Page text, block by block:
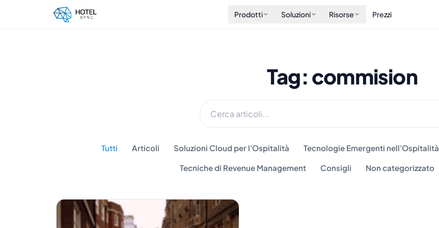
Prodotti Soluzioni Risorse Prezzi
Tag: commision
Tutti Articoli Soluzioni Cloud per l'Ospitalità Tecnologie Emergenti nell'Ospitalità
Tecniche di Revenue Management Consigli Non categorizzato